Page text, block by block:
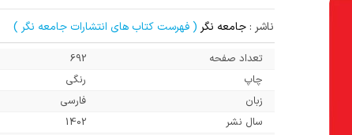
ناشر : جامعه نگر ( فهرست کتاب های انتشارات جامعه نگر )
تعداد صفحه
692
چاپ
رنگی
زبان
فارسی
سال نشر
1402